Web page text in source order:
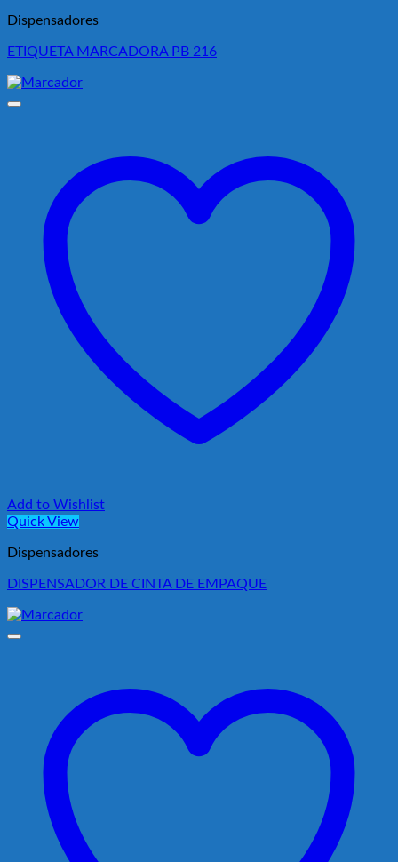
Dispensadores
ETIQUETA MARCADORA PB 216
Add to Wishlist
Quick View
Dispensadores
DISPENSADOR DE CINTA DE EMPAQUE